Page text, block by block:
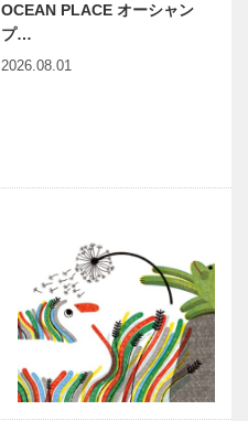
OCEAN PLACE オーシャン
プ…
2026.08.01